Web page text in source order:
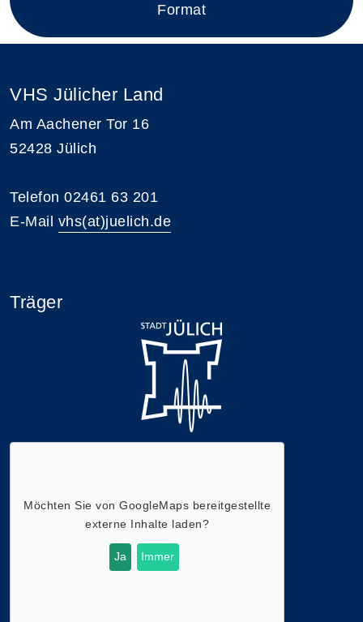
Format
VHS Jülicher Land
Am Aachener Tor 16
52428 Jülich
Telefon 02461 63 201
E-Mail vhs(at)juelich.de
Träger
Möchten Sie vonGoogleMaps bereitgestellte
externe Inhalte laden?
Ja Immer